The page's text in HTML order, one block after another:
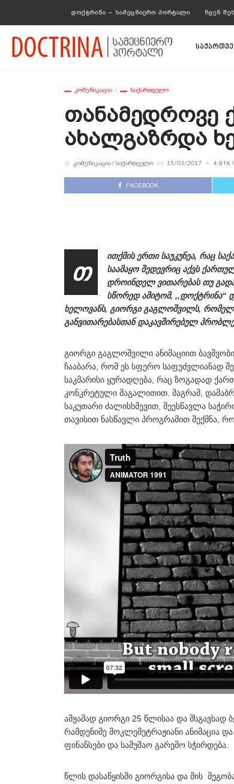
ᲓᲝᲥᲢᲠᲘᲜᲐ – ᲡᲐᲛᲔᲪᲜᲘᲔᲠᲝ ᲞᲝᲠᲢᲐᲚᲘ ᲩᲕᲔᲜ
ᲙᲝᲛᲣᲜᲘᲙᲐᲪᲘᲐ ᲡᲐᲥᲐᲠᲗᲕᲔᲚᲝ
Თანამედროვე
Ახალგაზრდა
ᲙᲝᲛᲣᲜᲘᲙᲐᲪᲘᲐ ᲡᲐᲥᲐᲠᲗᲕᲔᲚᲝ on 15/03/2017 4.91K
FACEBOOK
თ
ითქმის ერთი საუკუნეა, რაც
საამაყო შედევრიც აქვს
დროინდელ ვითარებას თუ
სწორედ ამიტომ, ,,დოქტრინა“
ხელოვანს, გიორგი გაგლოშვილს,
განვითარებასთან დაკავშირებულ
გიორგი გაგლოშვილი ანიმაციით
ჩააბარა, რომ ეს სფერო საფუძვლიანად
საკმარისი ყურადღება, რაც ზოგადად
კონკრეტული მაგალითით. მაგრამ,
საკუთარი ძალისხმევით, შეესწავლა
თავისით ნასწავლი პროგრამით შექმნა,
ამჟამად გიორგი 25 წლისაა და მსგავსად
რამდენიმე მოკლემეტრაჟიანი ანიმაცია
ფინანსები და სამუშაო გარემო სჭირდება.
წლის დასაწყისში გიორგისა და მის